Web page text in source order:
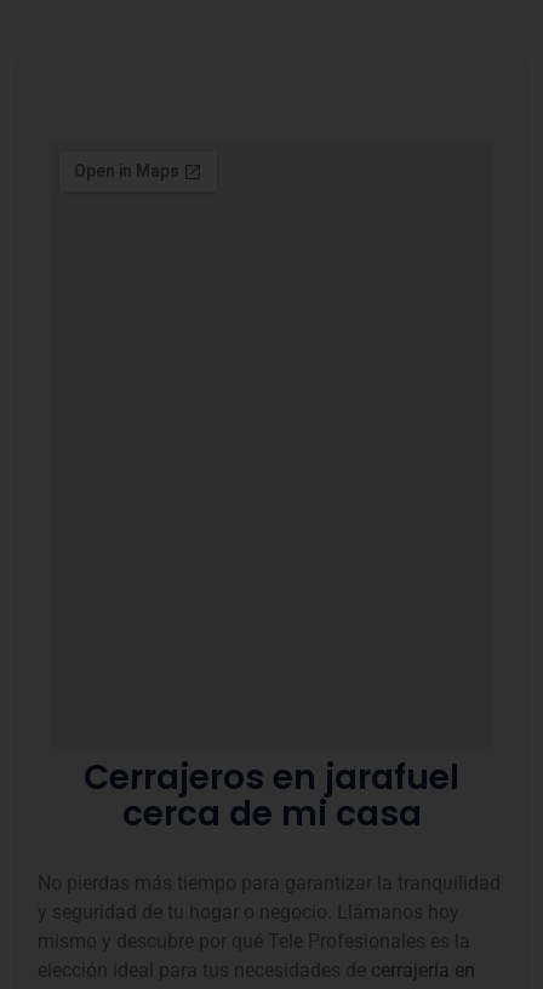
Cerrajeros en jarafuel
cerca de mi casa
y seguridad de tu hogar o negocio. Llámanos hoy
mismo y descubre por qué Tele Profesionales es la
elección ideal para tus necesidades decerrajería en
jarafuel.
Disfruta de nuestros precios asequibles y